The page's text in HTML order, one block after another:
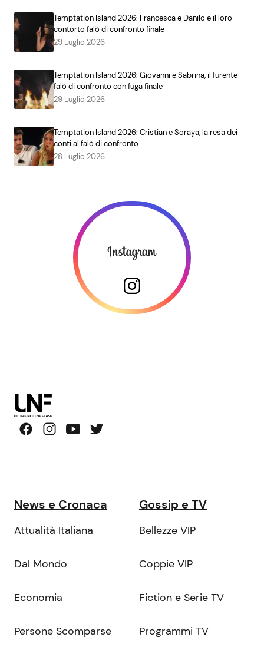
Temptation Island 2026: Francesca e Danilo e il loro
contorto falò di confronto finale
29 Luglio 2026
Temptation Island 2026: Giovanni e Sabrina, il furente
falò di confronto con fuga finale
29 Luglio 2026
Temptation Island 2026: Cristian e Soraya, la resa dei
conti al falò di confronto
28 Luglio 2026
News e Cronaca
Attualità Italiana
Dal Mondo
Economia
Persone Scomparse
Gossip e TV
Bellezze VIP
Coppie VIP
Fiction e Serie TV
Programmi TV